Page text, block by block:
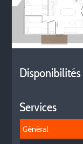
Services
Général